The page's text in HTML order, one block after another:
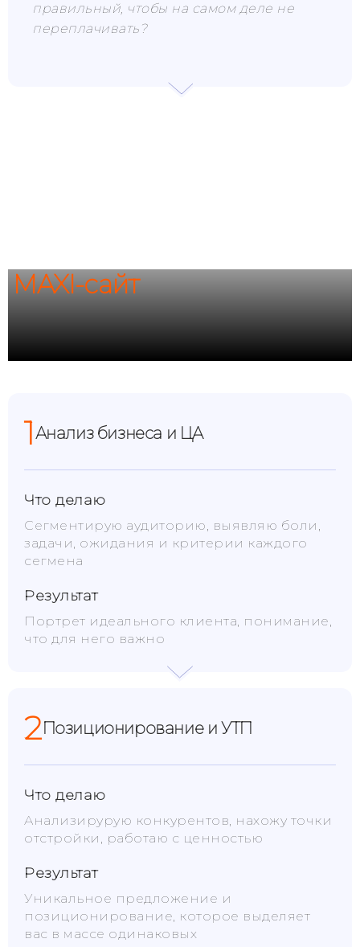
правильный, чтобы на самом деле не
переплачивать?
MAXI-сайт— это не просто
дизайн и верстка. Это 8
шагов к системе продаж
1Анализ бизнеса и ЦА
Что делаю
Сегментирую аудиторию, выявляю боли,
задачи, ожидания и критерии каждого
сегмена
Результат
Портрет идеального клиента, понимание,
что для него важно
2Позиционирование и УТП
Что делаю
Анализирурую конкурентов, нахожу точки
отстройки, работаю с ценностью
Результат
Уникальное предложение и
позиционирование, которое выделяет
вас в массе одинаковых